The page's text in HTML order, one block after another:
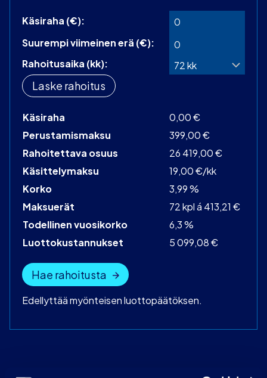
Käsiraha (€):
Suurempi viimeinen erä (€):
Rahoitusaika (kk):
Laske rahoitus
Käsiraha
0,00 €
Perustamismaksu
399,00 €
Rahoitettava osuus
26 419,00 €
Käsittelymaksu
19,00 €/kk
Korko
3,99 %
Maksuerät
72 kpl á 413,21 €
Todellinen vuosikorko
6,3 %
Luottokustannukset
5 099,08 €
Hae rahoitusta
Edellyttää myönteisen luottopäätöksen.